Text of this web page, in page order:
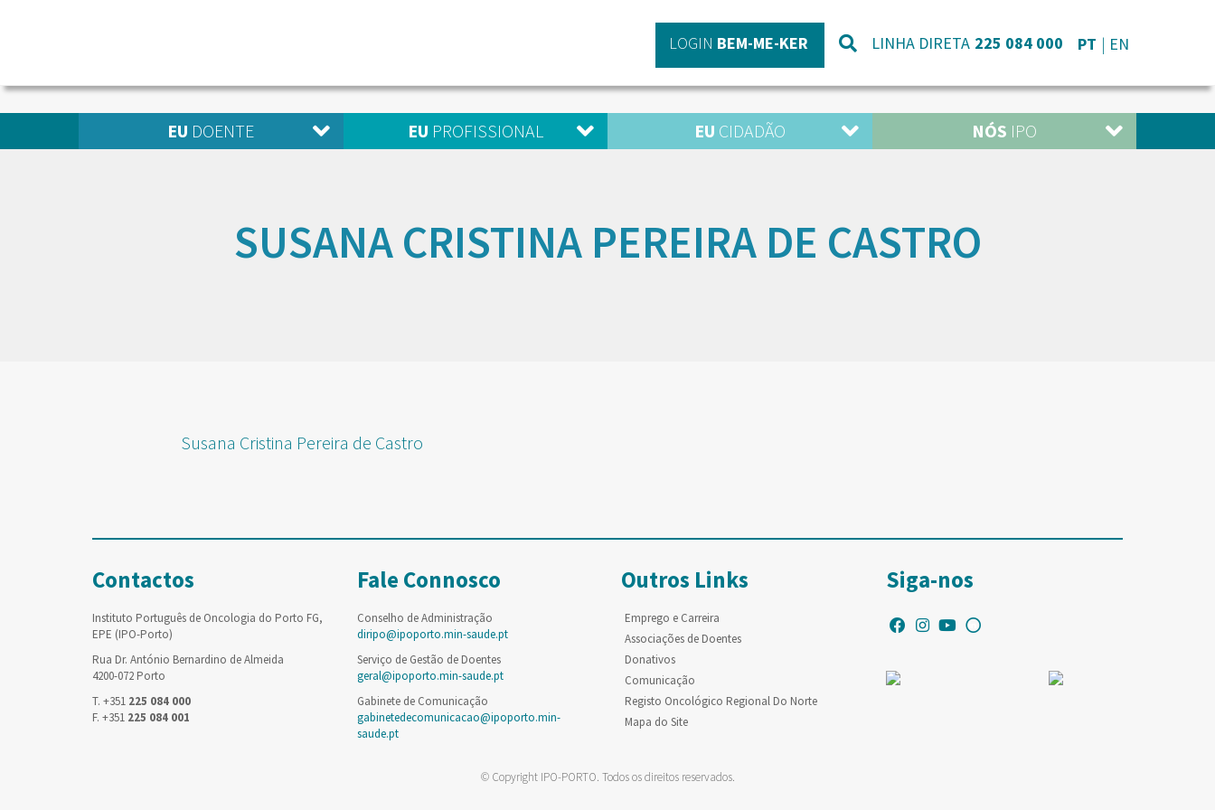
LOGIN BEM-ME-KER LINHA DIRETA 225 084 000 PT EN
EU DOENTE EU PROFISSIONAL EU CIDADÃO NÓS IPO
SUSANA CRISTINA PEREIRA DE CASTRO
Susana Cristina Pereira de Castro
Contactos
Instituto Português de Oncologia do Porto FG,
EPE (IPO-Porto)
Rua Dr. António Bernardino de Almeida
4200-072 Porto
T. +351 225 084 000
F. +351 225 084 001
Fale Connosco
Conselho de Administração
diripo@ipoporto.min-saude.pt
Serviço de Gestão de Doentes
geral@ipoporto.min-saude.pt
Gabinete de Comunicação
gabinetedecomunicacao@ipoporto.min-
saude.pt
Outros Links
Emprego e Carreira
Associações de Doentes
Donativos
Comunicação
Registo Oncológico Regional Do Norte
Mapa do Site
Siga-nos
© Copyright IPO-PORTO. Todos os direitos reservados.